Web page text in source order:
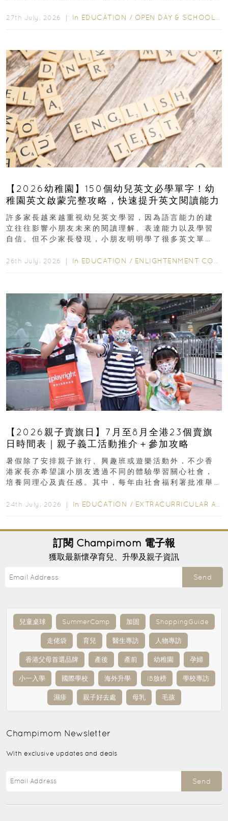
27th July, 2026 ｜ In EDUCATION / OPEN DAY & SCHOOL EVENTS
【2026幼稚園】150個幼兒英文必學單字！幼
稚園英文啟蒙完整攻略，快速提升英文閱讀能力
許多家長越來越重視幼兒英文學習，因為語言能力的建
立往往影響小朋友未來的閱讀理解、表達能力以及學習
自信。但不少家長發現，小朋友明明學了很多英文單
26th July, 2026 ｜ In EDUCATION / ENLIGHTENMENT CORNER
【2026親子賣旗日】7月至8月全港23個賣旗
日時間表｜親子義工活動推介＋參加攻略
暑假除了安排親子旅行、興趣班或遊樂活動外，不少香
港家長亦希望讓小朋友透過不同的體驗學習關心社會，
培養同理心及責任感。其中，每年由社會福利署批准舉
24th July, 2026 ｜ In EDUCATION / EXTRACURRICULAR ACTIVITIES
訂閱 Champimom 電子報
獲取最新懷孕育兒、升學及親子資訊
Send
兒童桌球 SummerCamp 加固 ShoppingGuide
走佬袋 育兒 醫生專訪 人物專訪
香港父母首選品牌 產後 產前 幼稚園 孕婦
小一入學 國際學校 海外升學 IB放榜 學校專訪
濕疹 親子好去處 母乳 毛孩
Champimom Newsletter
With exclusive updates and deals
Send